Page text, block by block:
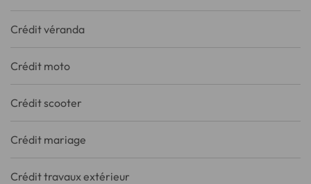
Crédit véranda
Crédit moto
Crédit scooter
Crédit mariage
Crédit travaux extérieur